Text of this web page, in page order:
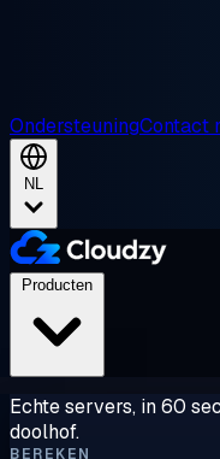
OndersteuningContact
NL
Echte servers, in 60
doolhof.
BEREKEN